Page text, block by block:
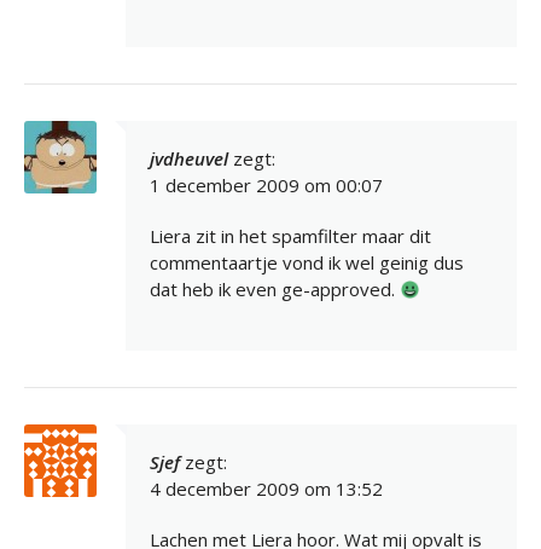
jvdheuvel zegt:
1 december 2009 om 00:07
Liera zit in het spamfilter maar dit
commentaartje vond ik wel geinig dus
dat heb ik even ge-approved.
Sjef zegt:
4 december 2009 om 13:52
Lachen met Liera hoor. Wat mij opvalt is